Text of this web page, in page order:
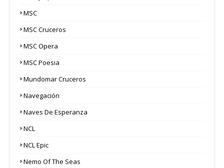
MSC
MSC Cruceros
MSC Opera
MSC Poesia
Mundomar Cruceros
Navegación
Naves De Esperanza
NCL
NCL Epic
Nemo Of The Seas